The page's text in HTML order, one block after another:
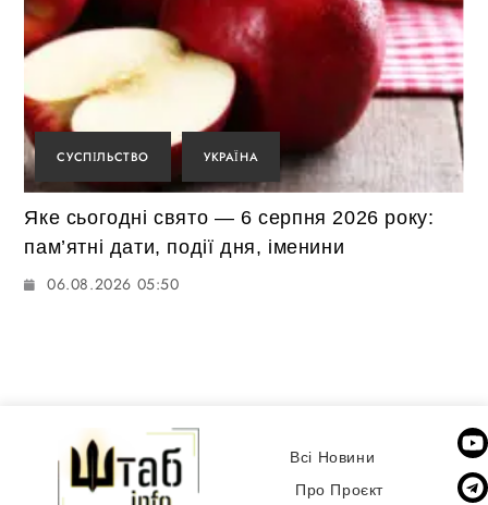
СУСПІЛЬСТВО УКРАЇНА
Яке сьогодні свято — 6 серпня 2026 року:
пам’ятні дати, події дня, іменини
06.08.2026 05:50
Всі Новини
Про Проєкт